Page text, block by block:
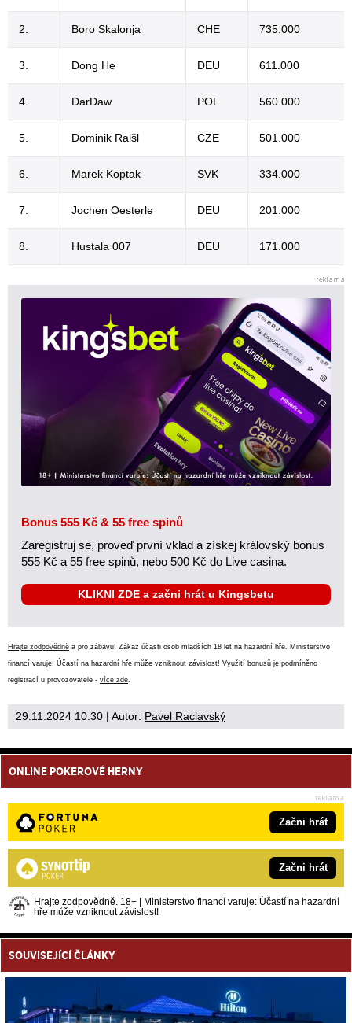
2. Boro Skalonja CHE 735.000
3. Dong He DEU 611.000
4. DarDaw POL 560.000
5. Dominik Raišl CZE 501.000
6. Marek Koptak SVK 334.000
7. Jochen Oesterle DEU 201.000
8. Hustala 007 DEU 171.000
Bonus 555 Kč & 55 free spinů
Zaregistruj se, proveď první vklad a získej královský bonus
555 Kč a 55 free spinů, nebo 500 Kč do Live casina.
KLIKNI ZDE a začni hrát u Kingsbetu
Hrajte zodpovědně a pro zábavu! Zákaz účasti osob mladších 18 let na hazardní hře. Ministerstvo
financí varuje: Účastí na hazardní hře může vzniknout závislost! Využití bonusů je podmíněno
registrací u provozovatele - více zde
29.11.2024 10:30 | Autor: Pavel Raclavský
ONLINE POKEROVÉ HERNY
Začni hrát
Začni hrát
Hrajte zodpovědně. 18+ | Ministerstvo financí varuje: Účastí na hazardní
hře může vzniknout závislost!
SOUVISEJÍCÍ ČLÁNKY